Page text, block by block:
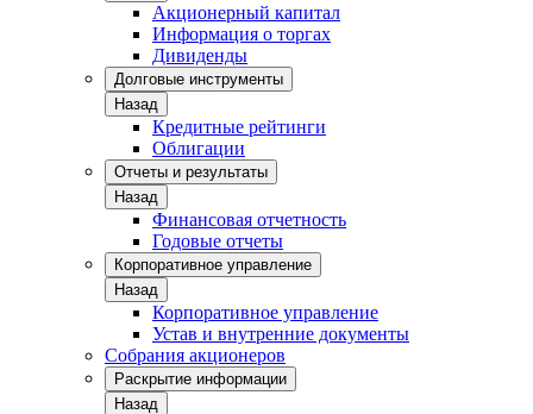
Акционерный капитал
Информация о торгах
Дивиденды
Долговые инструменты
Назад
Кредитные рейтинги
Облигации
Отчеты и результаты
Назад
Финансовая отчетность
Годовые отчеты
Корпоративное управление
Назад
Корпоративное управление
Устав и внутренние документы
Собрания акционеров
Раскрытие информации
Назад